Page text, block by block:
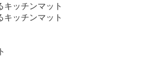
キッチンマット
キッチンマット